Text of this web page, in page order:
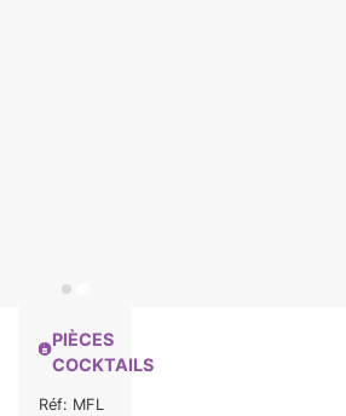
PIÈCES
COCKTAILS
Réf: MFL